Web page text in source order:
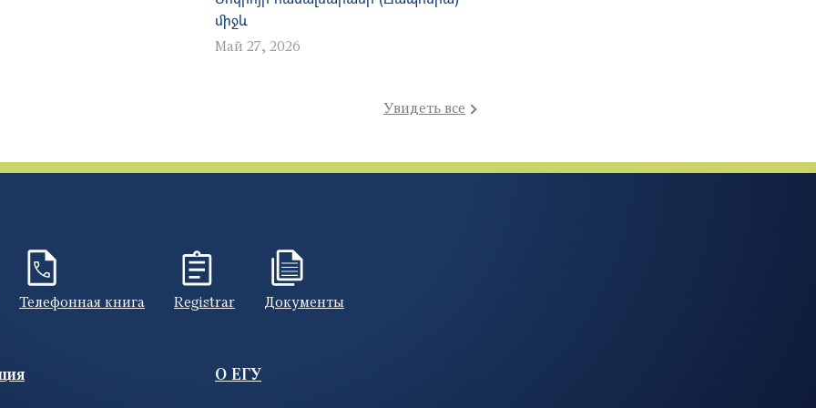
միջև
Май 27, 2026
Увидеть все
Телефонная книга Registrar Документы
О ЕГУ